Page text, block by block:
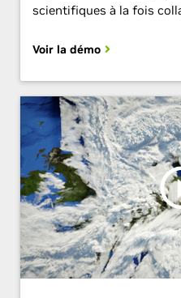
scientifiques à la fois
Voir la démo